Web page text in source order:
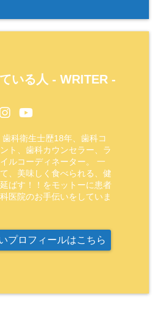
いる人 - WRITER -
歯科衛生士歴18年、歯科コ
ト、歯科カウンセラー、ラ
ルコーディネーター。 一
、美味しく食べられる、健
ばす！！をモットーに患者
医院のお手伝いをしていま
プロフィールはこちら